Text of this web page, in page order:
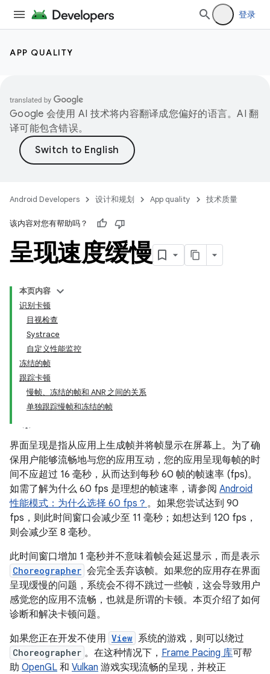
登录
APP QUALITY
Google 会使用 AI 技术将内容翻译成您偏好的语言。AI 翻
译可能包含错误。
Android Developers 设计和规划 App quality 技术质量
该内容对您有帮助吗？
呈现速度缓慢
本页内容
识别卡顿
目视检查
Systrace
自定义性能监控
冻结的帧
跟踪卡顿
慢帧、冻结的帧和 ANR 之间的关系
单独跟踪慢帧和冻结的帧
界面呈现是指从应用上生成帧并将帧显示在屏幕上。为了确
保用户能够流畅地与您的应用互动，您的应用呈现每帧的时
间不应超过 16 毫秒，从而达到每秒 60 帧的帧速率 (fps)。
如需了解为什么 60 fps 是理想的帧速率，请参阅 Android
性能模式：为什么选择 60 fps？ 。如果您尝试达到 90
fps，则此时间窗口会减少至 11 毫秒；如想达到 120 fps，
则会减少至 8 毫秒。
此时间窗口增加 1 毫秒并不意味着帧会延迟显示，而是表示
Choreographer 会完全丢弃该帧。如果您的应用存在界面
呈现缓慢的问题，系统会不得不跳过一些帧，这会导致用户
感觉您的应用不流畅，也就是所谓的卡顿。 本页介绍了如何
诊断和解决卡顿问题。
如果您正在开发不使用 View 系统的游戏，则可以绕过
Choreographer 。在这种情况下， Frame Pacing 库可帮
助 OpenGL 和 Vulkan 游戏实现流畅的呈现，并校正